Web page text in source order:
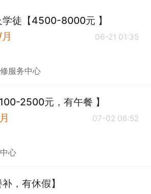
徒【4500-8000元 】
06-21 01:35
服务中心
2500元，有午餐 】
07-02 06:52
心
，有休假】